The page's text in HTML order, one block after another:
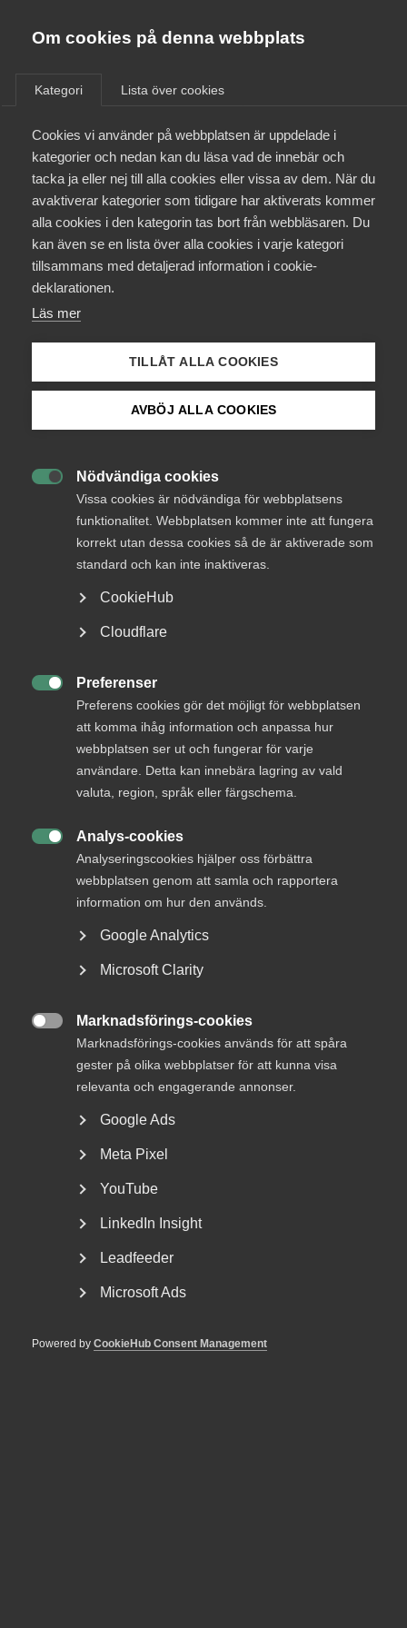
Om cookies på denna webbplats
Kategori Lista över cookies
Cookies vi använder på webbplatsen är uppdelade i
kategorier och nedan kan du läsa vad de innebär och
tacka ja eller nej till alla cookies eller vissa av dem. När du
avaktiverar kategorier som tidigare har aktiverats kommer
alla cookies i den kategorin tas bort från webbläsaren. Du
kan även se en lista över alla cookies i varje kategori
tillsammans med detaljerad information i cookie-
deklarationen.
Läs mer
TILLÅT ALLA COOKIES
AVBÖJ ALLA COOKIES
Nödvändiga cookies
Vissa cookies är nödvändiga för webbplatsens
funktionalitet. Webbplatsen kommer inte att fungera
korrekt utan dessa cookies så de är aktiverade som
standard och kan inte inaktiveras.
CookieHub
Cloudflare
Preferenser
Preferens cookies gör det möjligt för webbplatsen
att komma ihåg information och anpassa hur
webbplatsen ser ut och fungerar för varje
användare. Detta kan innebära lagring av vald
valuta, region, språk eller färgschema.
Analys-cookies
Analyseringscookies hjälper oss förbättra
webbplatsen genom att samla och rapportera
information om hur den används.
Google Analytics
Microsoft Clarity
Marknadsförings-cookies
Marknadsförings-cookies används för att spåra
gester på olika webbplatser för att kunna visa
relevanta och engagerande annonser.
Google Ads
Meta Pixel
YouTube
LinkedIn Insight
Leadfeeder
Microsoft Ads
Powered by CookieHub Consent Management
Almega Utbildning
Innovations­företagen
Kompetens­företagen
Medie­företagen
Säkerhets­företagen
Tåg­företagen
Om Almega
Aktuellt
Medlemskapet
Mina sidor
Kurser & utbildningar
Logga in på Arbetsgivarguiden
Sök på almega.se
Cookie-inställningar
Trappa upp reformtempot
Under morgonen har regeringens
vårbudgetproposition presenterats. Propositionen
är ett resultat av regeringspartiernas förhandlingar
med Centerpartiet och Liberalerna. Januariavtalet
innehåller mycket bra, bland annat reformeringen
av Arbetsförmedlingen och LAS samt breddningen
av Rut-avdraget. ”Men det är dags att regeringen
trappar upp reformtempot för att förbättra
kompetensförsörjningen”, menar Almegas
näringspolitiska chef Andreas Åström.
Kompetensförsörjning Skatter
10 april 2019 Nyheter
antalet arbetssökande som får hjälp av fristående
nödvändigt, både för att ge arbetssökande jobb och lindra
kompetenskrisen, säger Andreas Åström, chef för
näringspolitik och kommunikation på Almega.
– Regeringen vill satsa 340 miljoner på lokala jobbspår,
men det vore bättre att öronmärka pengarna till insatser
de arbetslösa lokalt, anser Andreas Åström.
– Det är bra att regeringen sänker arbetsgivaravgifterna
för enmansföretagare som gör sin första anställning och
Publicerad:10 april 2019
Arbetsförmedling,Kompetensförsörjning,Lagen
om anställningsskydd (LAS),RUT-avdrag
MER OM ARBETSMARKNAD
Med hot som verktyg byggs ingen
5 juni Debattartiklar